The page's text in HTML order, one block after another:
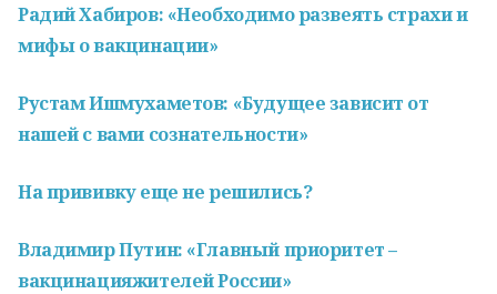
Радий Хабиров: «Необходимо развеять страхи и
мифы о вакцинации»
Рустам Ишмухаметов: «Будущее зависит от
нашей с вами сознательности»
На прививку еще не решились?
Владимир Путин: «Главный приоритет –
вакцинацияжителей России»